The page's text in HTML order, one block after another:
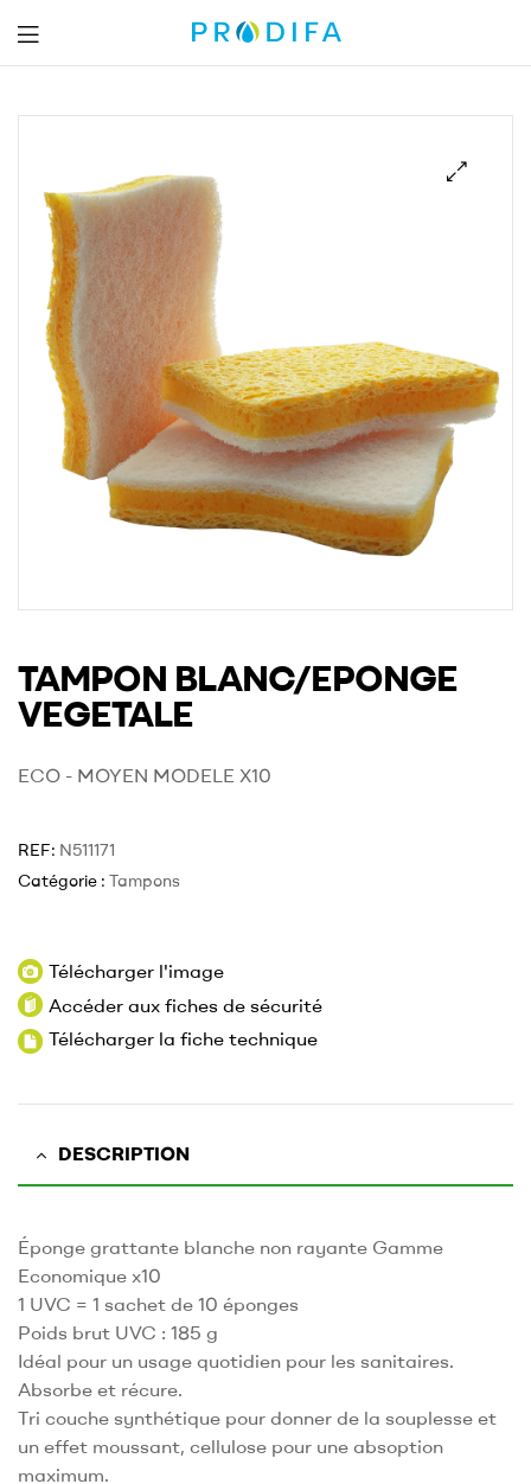
Prodifa
TAMPON BLANC/EPONGE
VEGETALE
ECO - MOYEN MODELE X10
REF: N511171
Catégorie : Tampons
Télécharger l'image
Accéder aux fiches de sécurité
Télécharger la fiche technique
DESCRIPTION
Éponge grattante blanche non rayante Gamme
Economique x10
1 UVC = 1 sachet de 10 éponges
Poids brut UVC : 185 g
Idéal pour un usage quotidien pour les sanitaires.
Absorbe et récure.
Tri couche synthétique pour donner de la souplesse et
un effet moussant, cellulose pour une absoption
maximum.